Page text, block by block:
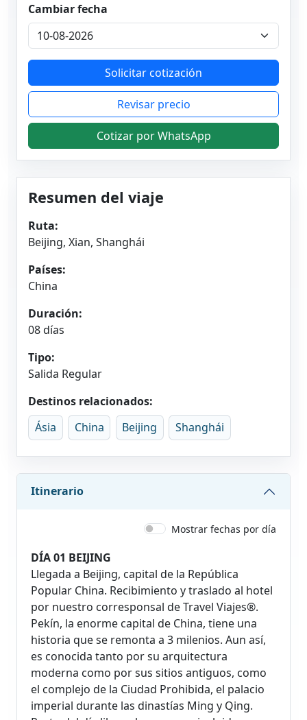
Resumen del viaje
Ruta:
Beijing, Xian, Shanghái
Países:
China
Duración:
08 días
Tipo:
Salida Regular
Destinos relacionados:
Ásia
China Beijing Shanghái
Itinerario
Mostrar fechas por día
DÍA 01 BEIJING
Llegada a Beijing, capital de la República
Popular China. Recibimiento y traslado al hotel
por nuestro corresponsal de Travel Viajes®.
Pekín, la enorme capital de China, tiene una
historia que se remonta a 3 milenios. Aun así,
es conocida tanto por su arquitectura
moderna como por sus sitios antiguos, como
el complejo de la Ciudad Prohibida, el palacio
imperial durante las dinastías Ming y Qing.
Cambiar fecha
Solicitar cotización
Revisar precio
Cotizar por WhatsApp